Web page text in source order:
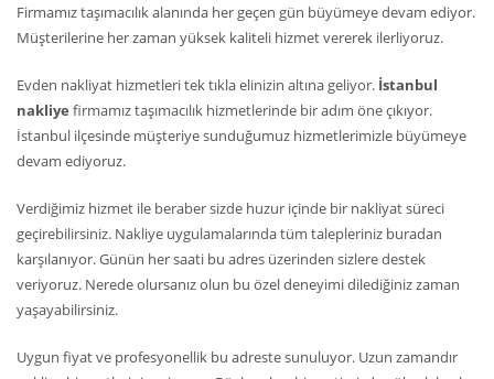
Firmamız taşımacılık alanında her geçen gün büyümeye devam ediyor.
Müşterilerine her zaman yüksek kaliteli hizmet vererek ilerliyoruz.
Evden nakliyat hizmetleri tek tıkla elinizin altına geliyor. İstanbul
nakliye firmamız taşımacılık hizmetlerinde bir adım öne çıkıyor.
İstanbul ilçesinde müşteriye sunduğumuz hizmetlerimizle büyümeye
devam ediyoruz.
Verdiğimiz hizmet ile beraber sizde huzur içinde bir nakliyat süreci
geçirebilirsiniz. Nakliye uygulamalarında tüm talepleriniz buradan
karşılanıyor. Günün her saati bu adres üzerinden sizlere destek
veriyoruz. Nerede olursanız olun bu özel deneyimi dilediğiniz zaman
yaşayabilirsiniz.
Uygun fiyat ve profesyonellik bu adreste sunuluyor. Uzun zamandır